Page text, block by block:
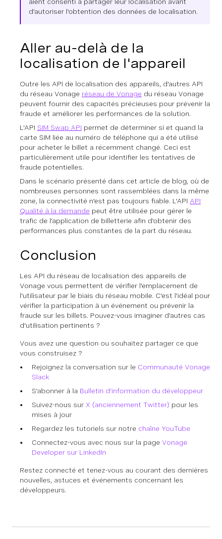
d'autoriser l'obtention des données de localisation.
Aller au-delà de la
localisation de l'appareil
Outre les API de localisation des appareils, d'autres API
du réseau Vonage réseau de Vonage du réseau Vonage
peuvent fournir des capacités précieuses pour prévenir la
fraude et améliorer les performances de la solution.
L'API SIM Swap API permet de déterminer si et quand la
carte SIM liée au numéro de téléphone qui a été utilisé
pour acheter le billet a récemment changé. Ceci est
particulièrement utile pour identifier les tentatives de
fraude potentielles.
Dans le scénario présenté dans cet article de blog, où de
nombreuses personnes sont rassemblées dans la même
zone, la connectivité n'est pas toujours fiable. L'API API
Qualité à la demande peut être utilisée pour gérer le
trafic de l'application de billetterie afin d'obtenir des
performances plus constantes de la part du réseau.
Conclusion
Les API du réseau de localisation des appareils de
Vonage vous permettent de vérifier l'emplacement de
l'utilisateur par le biais du réseau mobile. C'est l'idéal pour
vérifier la participation à un événement ou prévenir la
fraude sur les billets. Pouvez-vous imaginer d'autres cas
d'utilisation pertinents ?
Vous avez une question ou souhaitez partager ce que
vous construisez ?
Rejoignez la conversation sur le Communauté Vonage
Slack
S'abonner à la Bulletin d'information du développeur
Suivez-nous sur X (anciennement Twitter) pour les
mises à jour
Regardez les tutoriels sur notre chaîne YouTube
Connectez-vous avec nous sur la page Vonage
Developer sur LinkedIn
Restez connecté et tenez-vous au courant des dernières
nouvelles, astuces et événements concernant les
développeurs.